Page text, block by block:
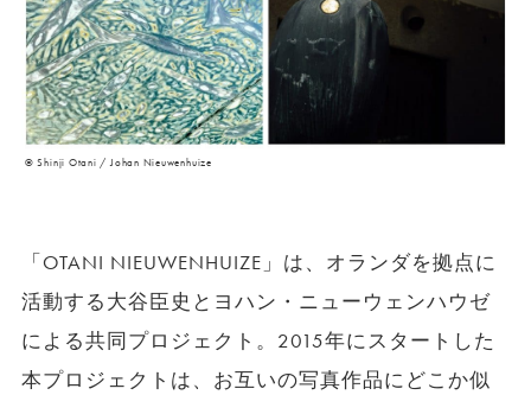
© Shinji Otani / Johan Nieuwenhuize
「OTANI NIEUWENHUIZE」は、オランダを拠点に
活動する大谷臣史とヨハン・ニューウェンハウゼ
による共同プロジェクト。2015年にスタートした
本プロジェクトは、お互いの写真作品にどこか似